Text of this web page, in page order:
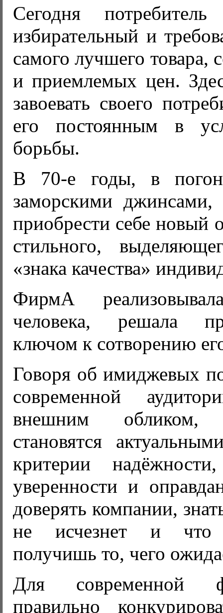
Сегодня
избирательный и
самого лучшего товара,
и приемлемых цен.
завоевать своего
его постоянным в
борьбы.
В 70-е годы, в
заморскими джинсами,
приобрести себе новый
стильного,
«знака качества»
ФирмА
человека, решала
ключом к сотворению
Говоря об имиджевых
современной
внешним
становятся
критерии
уверенности и
доверять компании,
не исчезнет и что
получишь то, чего
Для современной
правильно